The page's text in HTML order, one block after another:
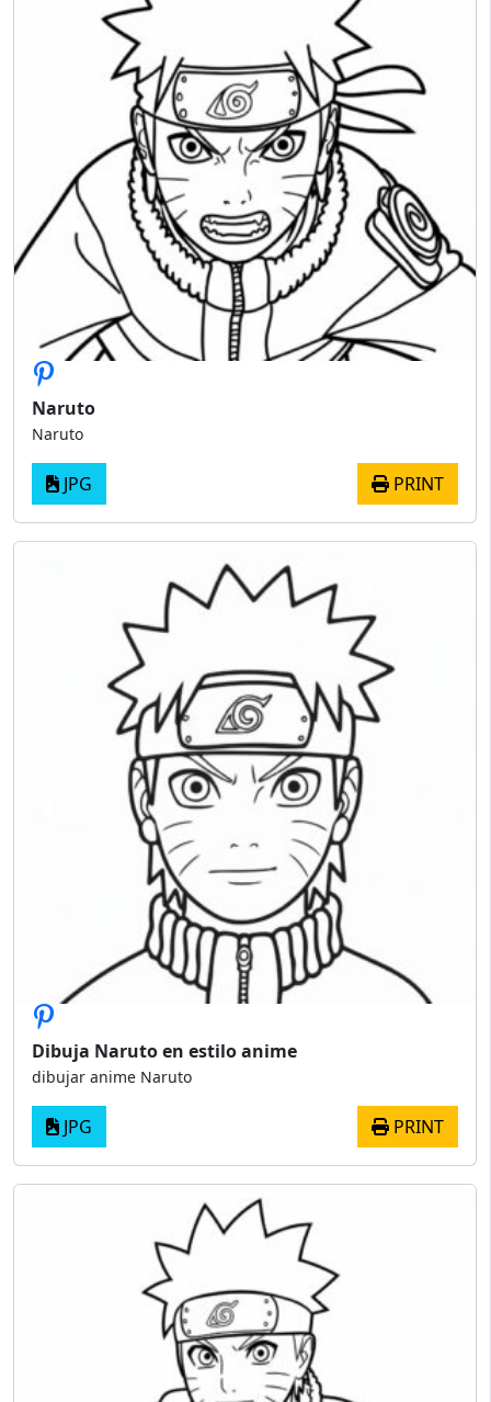
Naruto
Naruto
JPG PRINT
Dibuja Naruto en estilo anime
dibujar anime Naruto
JPG PRINT